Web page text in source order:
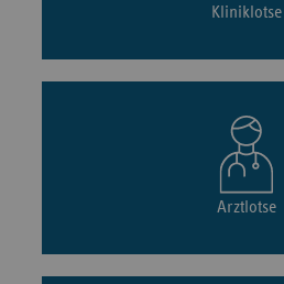
Kliniklotse
Arztlotse